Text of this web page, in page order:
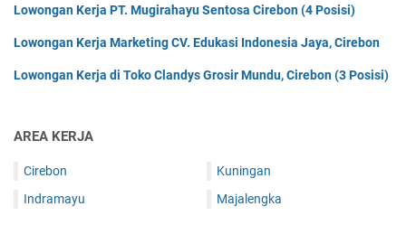
Lowongan Kerja PT. Mugirahayu Sentosa Cirebon (4 Posisi)
Lowongan Kerja Marketing CV. Edukasi Indonesia Jaya, Cirebon
Lowongan Kerja di Toko Clandys Grosir Mundu, Cirebon (3 Posisi)
AREA KERJA
Cirebon
Indramayu
Kuningan
Majalengka